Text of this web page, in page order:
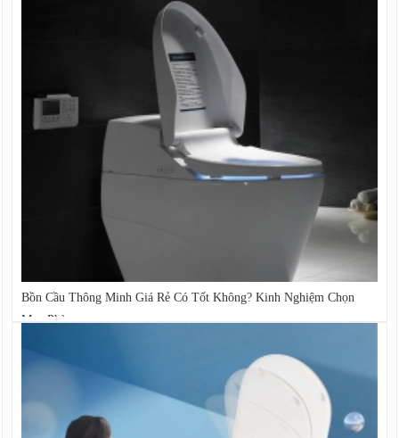
Bồn Cầu Thông Minh Giá Rẻ Có Tốt Không? Kinh Nghiệm Chọn
Mua Phù...